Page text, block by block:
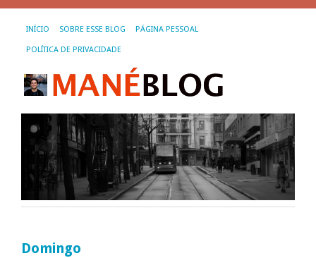
INÍCIO SOBRE ESSE BLOG PÁGINA PESSOAL
POLÍTICA DE PRIVACIDADE
Domingo